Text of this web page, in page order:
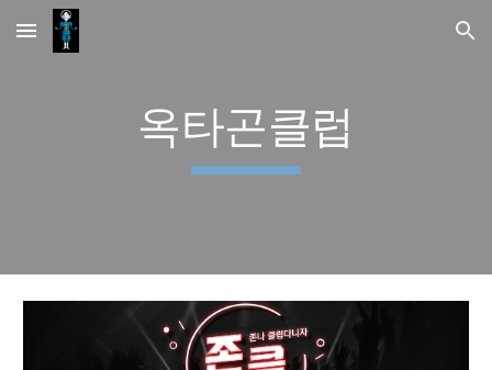
Skip to main content Skip to navigation
옥타곤클럽